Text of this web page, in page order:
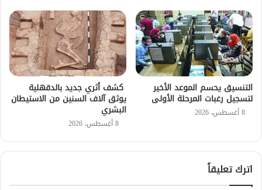
التنسيق يحسم الموعد الأخير
لتسجيل رغبات المرحلة الأولى
8 أغسطس، 2026
كشف أثري جديد بالدقهلية
يوثق آلاف السنين من الاستيطان
البشري
8 أغسطس، 2026
اترك تعليقاً